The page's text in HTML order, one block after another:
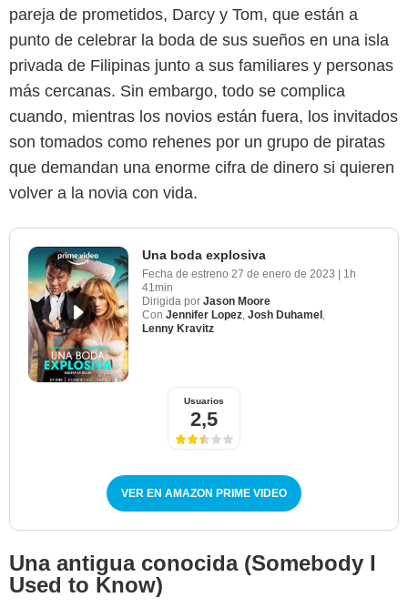
pareja de prometidos, Darcy y Tom, que están a
punto de celebrar la boda de sus sueños en una isla
privada de Filipinas junto a sus familiares y personas
más cercanas. Sin embargo, todo se complica
cuando, mientras los novios están fuera, los invitados
son tomados como rehenes por un grupo de piratas
que demandan una enorme cifra de dinero si quieren
volver a la novia con vida.
Una boda explosiva
Fecha de estreno 27 de enero de 2023
1h
41min
Dirigida por Jason Moore
Con Jennifer Lopez, Josh Duhamel ,
Lenny Kravitz
Usuarios
2,5
VER EN AMAZON PRIME VIDEO
Una antigua conocida (Somebody I
Used to Know)